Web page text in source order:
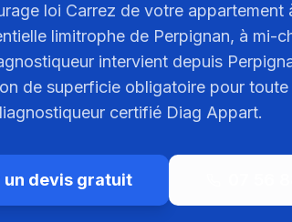
loi Carrez de votre
limitrophe de Perpignan, à mi-
intervient depuis
de superficie obligatoire pour
certifié Diag Appart.
un devis gratuit